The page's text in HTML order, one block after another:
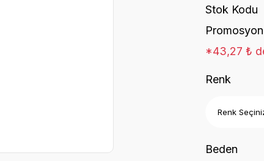
Stok Kodu
Promosyon
*43,27 ₺
Renk
Beden